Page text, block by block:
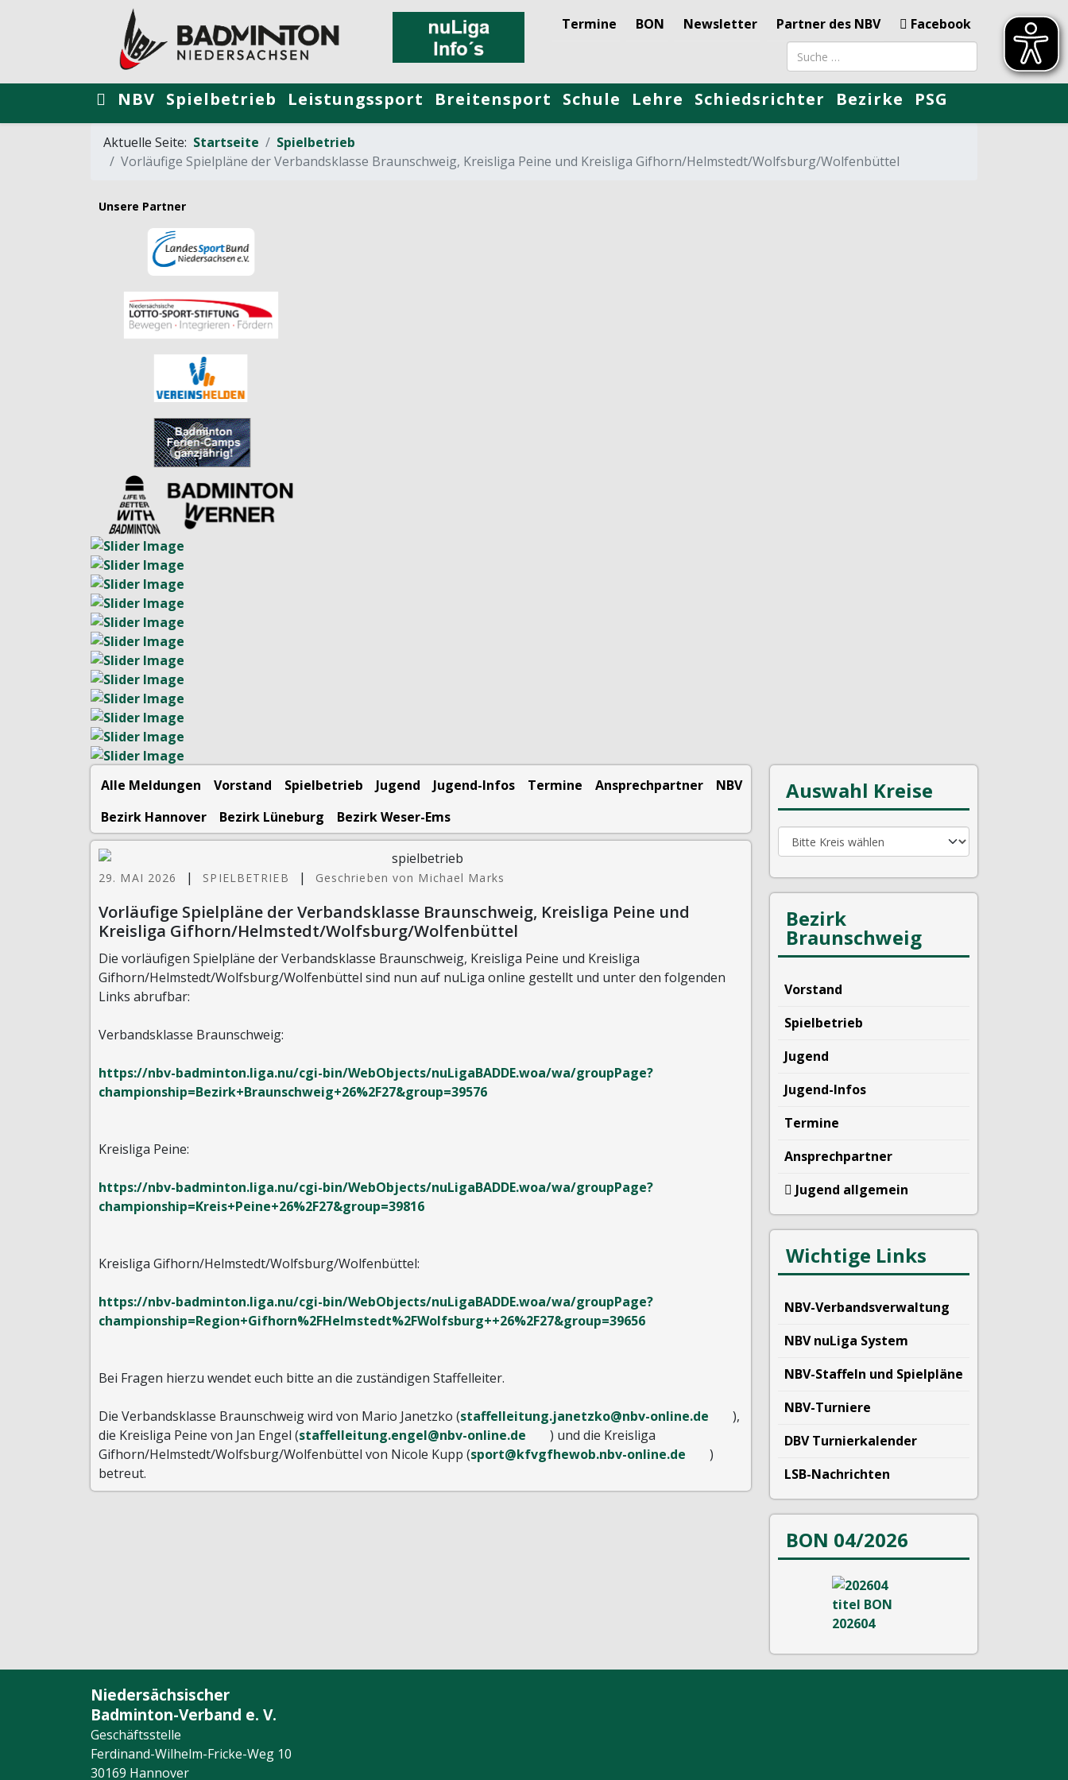
Termine BON Newsletter Partner des NBV
Facebook
Suchbegriff
NBV Spielbetrieb Leistungssport Breitensport Schule Lehre Schiedsrichter Bezirke PSG
Aktuelle Seite: Startseite
Spielbetrieb
Vorläufige Spielpläne der Verbandsklasse Braunschweig, Kreisliga Peine und Kreisliga Gifhorn/Helmstedt/Wolfsburg/Wolfenbüttel
Unsere Partner
Alle Meldungen Vorstand Spielbetrieb Jugend Jugend-Infos Termine Ansprechpartner
NBV
Bezirk Hannover
Bezirk Lüneburg Bezirk Weser-Ems
29. MAI 2026 | SPIELBETRIEB | Geschrieben von Michael Marks
Vorläufige Spielpläne der Verbandsklasse Braunschweig, Kreisliga Peine und
Kreisliga Gifhorn/Helmstedt/Wolfsburg/Wolfenbüttel
Die vorläufigen Spielpläne der Verbandsklasse Braunschweig, Kreisliga Peine und Kreisliga
Gifhorn/Helmstedt/Wolfsburg/Wolfenbüttel sind nun auf nuLiga online gestellt und unter den folgenden
Links abrufbar:
Verbandsklasse Braunschweig:
https://nbv-badminton.liga.nu/cgi-bin/WebObjects/nuLigaBADDE.woa/wa/groupPage?
championship=Bezirk+Braunschweig+26%2F27&group=39576
Kreisliga Peine:
https://nbv-badminton.liga.nu/cgi-bin/WebObjects/nuLigaBADDE.woa/wa/groupPage?
championship=Kreis+Peine+26%2F27&group=39816
Kreisliga Gifhorn/Helmstedt/Wolfsburg/Wolfenbüttel:
https://nbv-badminton.liga.nu/cgi-bin/WebObjects/nuLigaBADDE.woa/wa/groupPage?
championship=Region+Gifhorn%2FHelmstedt%2FWolfsburg++26%2F27&group=39656
Bei Fragen hierzu wendet euch bitte an die zuständigen Staffelleiter.
Die Verbandsklasse Braunschweig wird von Mario Janetzko (staffelleitung.janetzko@nbv-online.de
),
die Kreisliga Peine von Jan Engel (staffelleitung.engel@nbv-online.de
) und die Kreisliga
Gifhorn/Helmstedt/Wolfsburg/Wolfenbüttel von Nicole Kupp (sport@kfvgfhewob.nbv-online.de
)
betreut.
Auswahl Kreise
Bezirk
Braunschweig
Vorstand
Spielbetrieb
Jugend
Jugend-Infos
Termine
Ansprechpartner
Jugend allgemein
Wichtige Links
NBV-Verbandsverwaltung
NBV nuLiga System
NBV-Staffeln und Spielpläne
NBV-Turniere
DBV Turnierkalender
LSB-Nachrichten
BON 04/2026
Niedersächsischer
Badminton-Verband e. V.
Geschäftsstelle
Ferdinand-Wilhelm-Fricke-Weg 10
30169 Hannover